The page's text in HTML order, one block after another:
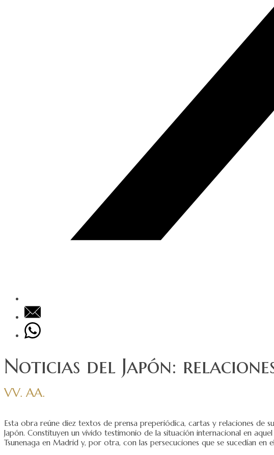
Noticias del Japón:
VV. AA.
Esta obra reúne diez textos de prensa preperiódica, cartas y relaciones de
Japón. Constituyen un vívido testimonio de la situación internacional en
Tsunenaga en Madrid y, por otra, con las persecuciones que se sucedían